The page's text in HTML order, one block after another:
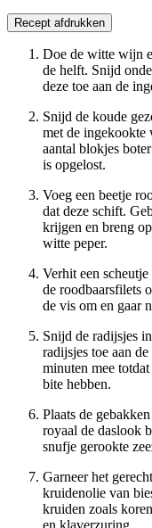
Recept afdrukken
Doe de witte wijn
de helft. Snijd
deze toe aan de
Snijd de koude
met de ingekookte
aantal blokjes
is opgelost.
Voeg een beetje
dat deze schift.
krijgen en breng
witte peper.
Verhit een
de roodbaarsfilets
de vis om en gaar
Snijd de radijsjes
radijsjes toe aan
minuten mee
bite hebben.
Plaats de
royaal de daslook
snufje gerookte
Garneer het
kruidenolie van
kruiden zoals